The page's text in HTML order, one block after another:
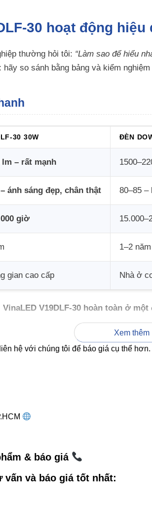
30 hoạt động
thường hỏi tôi: “Làm sao để hiểu
so sánh bằng bảng và kiểm
30 30W ĐÈN
lm – rất mạnh
ánh sáng đẹp, chân thật 80–85 –
giờ
1–2 năm
gian cao cấp Nhà ở
VinaLED V19DLF-30 hoàn toàn ở một
phòng cao cấp – rất chuộng dòng
đặt thông minh
Xem thêm
hệ với chúng tôi để báo giá cụ thể hơn.
& báo giá
và báo giá tốt nhất: